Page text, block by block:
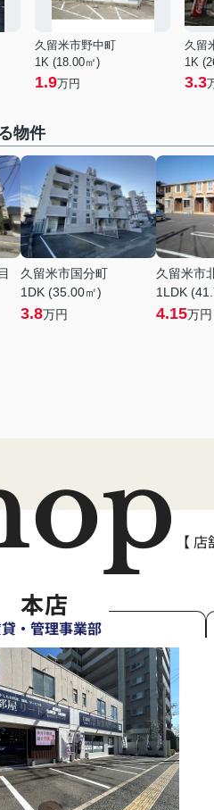
久留米市野中町
1K (18.00㎡)
1.9万円
久留
1K
3.3
物件
久留米市国分町
1DK (35.00㎡)
3.8万円
久留米市
1LDK
4.15万円
【
本店
・管理事業部